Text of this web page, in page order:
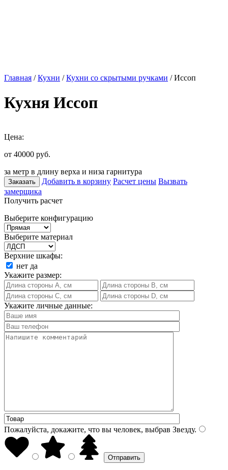
Главная /Кухни /Кухни со скрытыми ручками / Иссоп
Кухня Иссоп
Цена:
от 40000 руб.
за метр в длину верха и низа гарнитура
Заказать Добавить в корзину Расчет цены Вызвать
замерщика
Получить расчет
Выберите конфигурацию
Выберите материал
Верхние шкафы:
нет да
Укажите размер:
Укажите личные данные:
Пожалуйста, докажите, что вы человек, выбрав Звезду.